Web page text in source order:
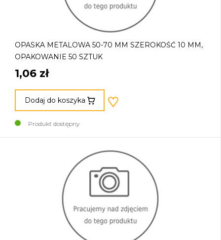
OPASKA METALOWA 50-70 MM SZEROKOŚĆ 10 MM,
OPAKOWANIE 50 SZTUK
1,06 zł
Dodaj do koszyka
Produkt dostępny